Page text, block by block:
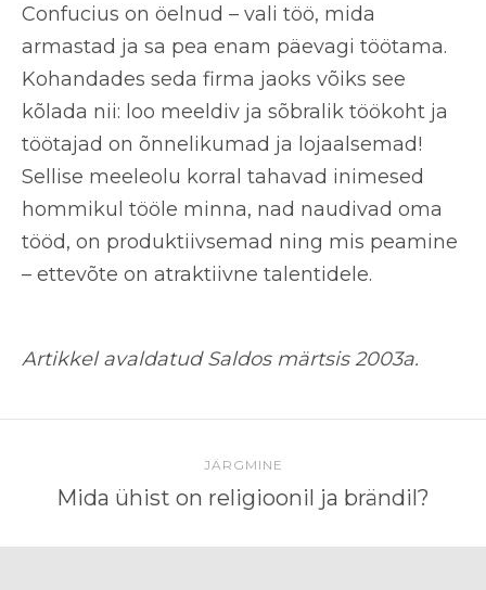
Confucius on öelnud – vali töö, mida
armastad ja sa pea enam päevagi töötama.
Kohandades seda firma jaoks võiks see
kõlada nii: loo meeldiv ja sõbralik töökoht ja
töötajad on õnnelikumad ja lojaalsemad!
Sellise meeleolu korral tahavad inimesed
hommikul tööle minna, nad naudivad oma
tööd, on produktiivsemad ning mis peamine
– ettevõte on atraktiivne talentidele.
Artikkel avaldatud Saldos märtsis 2003a.
JÄRGMINE
Mida ühist on religioonil ja brändil?